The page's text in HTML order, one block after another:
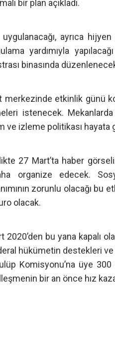
bir plan açıkladı.
ayrıca
yardımıyla
binasında
merkezinde etkinlik günü
istenecek.
ve izleme politikası hayata
27 Mart’ta haber
organize edecek.
zorunlu olacağı bu
olacak.
2020’den bu yana kapalı
hükümetin destekleri
Komisyonu’na üye
bir an önce hız